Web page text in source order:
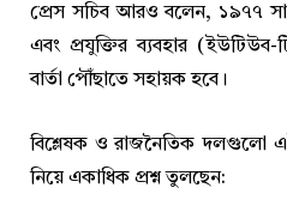
প্রেস সচিব আরও বলেন, ১৯৭৭
এবং প্রযুক্তির ব্যবহার
বার্তা পৌঁছাতে সহায়ক হবে।
বিশ্লেষক ও রাজনৈতিক দলগুলো
নিয়ে একাধিক প্রশ্ন তুলছেন: